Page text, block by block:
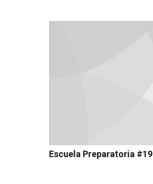
Escuela Preparatoria #19